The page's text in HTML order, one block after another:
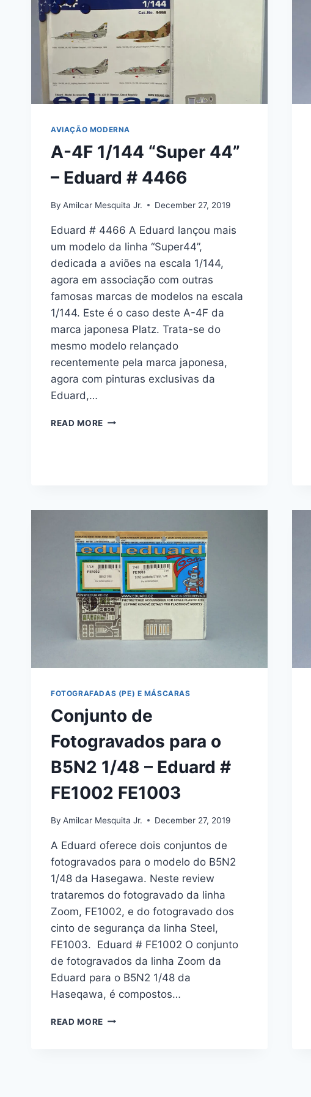
AVIAÇÃO MODERNA
A-4F 1/144 “Super 44”
– Eduard # 4466
By Amilcar Mesquita Jr. December 27, 2019
Eduard # 4466 A Eduard lançou mais
um modelo da linha “Super44”,
dedicada a aviões na escala 1/144,
agora em associação com outras
famosas marcas de modelos na escala
1/144. Este é o caso deste A-4F da
marca japonesa Platz. Trata-se do
mesmo modelo relançado
recentemente pela marca japonesa,
agora com pinturas exclusivas da
Eduard,…
READ MORE A-
#
FOTOGRAFADAS (PE) E MÁSCARAS
Conjunto de
Fotogravados para o
B5N2 1/48 – Eduard #
FE1002 FE1003
By Amilcar Mesquita Jr. December 27, 2019
A Eduard oferece dois conjuntos de
fotogravados para o modelo do B5N2
1/48 da Hasegawa. Neste review
trataremos do fotogravado da linha
Zoom, FE1002, e do fotogravado dos
cinto de segurança da linha Steel,
FE1003. Eduard # FE1002 O conjunto
de fotogravados da linha Zoom da
Eduard para o B5N2 1/48 da
Haseqawa, é compostos…
READ MORE CONJUNTO